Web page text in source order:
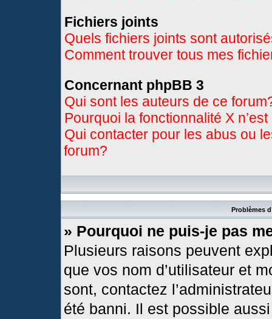
Fichiers joints
Quels fichiers joints sont
Comment trouver tous mes
Concernant phpBB 3
Qui sont les auteurs de ce
Pourquoi la fonctionnalité X
Qui contacter pour les abus ou
forum?
Problèmes
» Pourquoi ne puis-je pas
Plusieurs raisons peuvent
que vos nom d’utilisateur et
sont, contactez
été banni. Il est possible